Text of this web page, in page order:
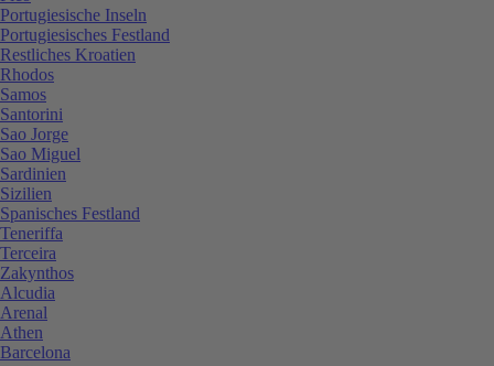
Portugiesische Inseln
Portugiesisches Festland
Restliches Kroatien
Rhodos
Samos
Santorini
Sao Jorge
Sao Miguel
Sardinien
Sizilien
Spanisches Festland
Teneriffa
Terceira
Zakynthos
Alcudia
Arenal
Athen
Barcelona